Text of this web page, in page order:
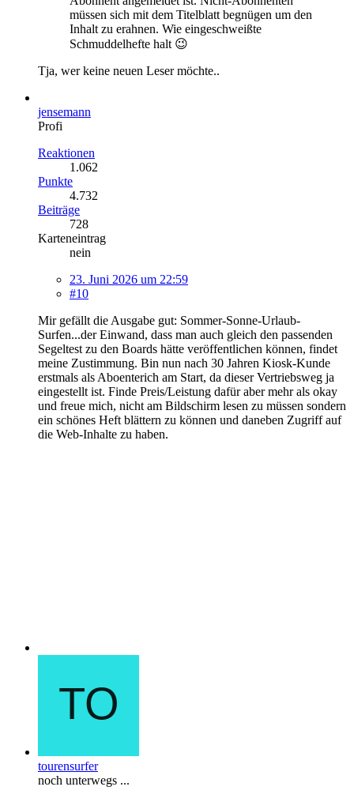
müssen sich mit dem Titelblatt begnügen um den
Inhalt zu erahnen. Wie eingeschweißte
Schmuddelhefte halt 😉
Tja, wer keine neuen Leser möchte..
jensemann
Profi
Reaktionen
1.062
Punkte
4.732
Beiträge
728
Karteneintrag
nein
23. Juni 2026 um 22:59
#10
Mir gefällt die Ausgabe gut: Sommer-Sonne-Urlaub-
Surfen...der Einwand, dass man auch gleich den passenden
Segeltest zu den Boards hätte veröffentlichen können, findet
meine Zustimmung. Bin nun nach 30 Jahren Kiosk-Kunde
erstmals als Aboenterich am Start, da dieser Vertriebsweg ja
eingestellt ist. Finde Preis/Leistung dafür aber mehr als okay
und freue mich, nicht am Bildschirm lesen zu müssen sondern
ein schönes Heft blättern zu können und daneben Zugriff auf
die Web-Inhalte zu haben.
tourensurfer
noch unterwegs ...